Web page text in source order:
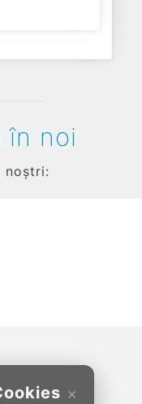
×
în noi
noștri: